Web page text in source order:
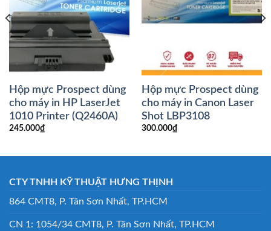
Hộp mực Prospect dùng
cho máy in HP LaserJet
1010 Printer (Q2460A)
245.000₫
Hộp mực Prospect dùng
cho máy in Canon Laser
Shot LBP3108
300.000₫
CTY TNHH KỸ THUẬT HƯNG THỊNH
864 CMT8, P. Tân Sơn Nhất, TP.HCM
CN 1: 1054/34 CMT8, P. Tân Sơn Nhất, TP.HCM